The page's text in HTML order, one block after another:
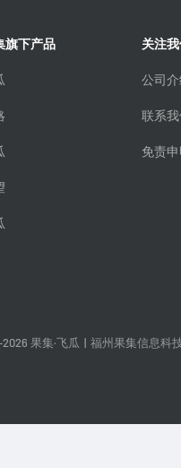
旗下产品 关注
公司
联系
免责
果集·飞瓜 福州果集信息科